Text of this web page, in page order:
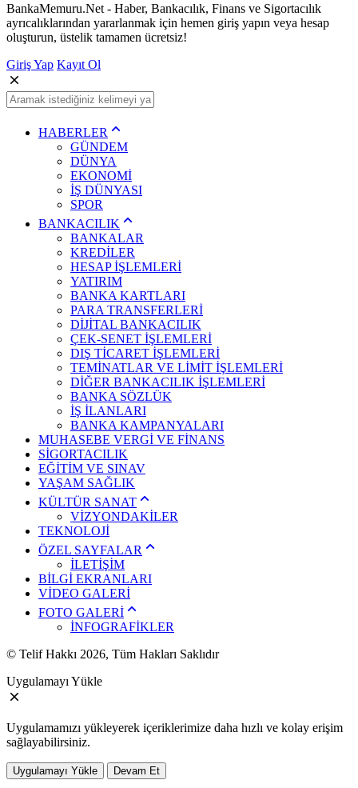
BankaMemuru.Net - Haber, Bankacılık, Finans ve Sigortacılık
ayrıcalıklarından yararlanmak için hemen giriş yapın veya hesap
oluşturun, üstelik tamamen ücretsiz!
Giriş Yap Kayıt Ol
HABERLER
GÜNDEM
DÜNYA
EKONOMİ
İŞ DÜNYASI
SPOR
BANKACILIK
BANKALAR
KREDİLER
HESAP İŞLEMLERİ
YATIRIM
BANKA KARTLARI
PARA TRANSFERLERİ
DİJİTAL BANKACILIK
ÇEK-SENET İŞLEMLERİ
DIŞ TİCARET İŞLEMLERİ
TEMİNATLAR VE LİMİT İŞLEMLERİ
DİĞER BANKACILIK İŞLEMLERİ
BANKA SÖZLÜK
İŞ İLANLARI
BANKA KAMPANYALARI
MUHASEBE VERGİ VE FİNANS
SİGORTACILIK
EĞİTİM VE SINAV
YAŞAM SAĞLIK
KÜLTÜR SANAT
VİZYONDAKİLER
TEKNOLOJİ
ÖZEL SAYFALAR
İLETİŞİM
BİLGİ EKRANLARI
VİDEO GALERİ
FOTO GALERİ
İNFOGRAFİKLER
© Telif Hakkı 2026, Tüm Hakları Saklıdır
Uygulamayı Yükle
Uygulamamızı yükleyerek içeriklerimize daha hızlı ve kolay erişim
sağlayabilirsiniz.
Uygulamayı Yükle Devam Et